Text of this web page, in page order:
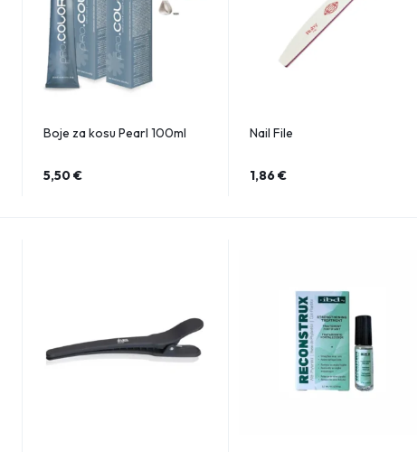
Boje za kosu Pearl 100ml
5,50€
Nail File
1,86€